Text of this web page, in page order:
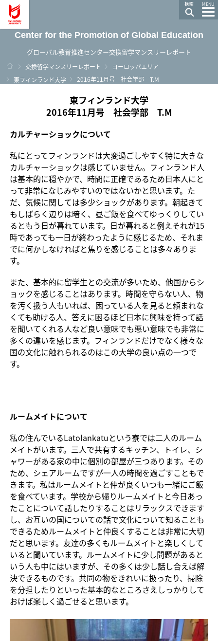
MENU
Center for the Promotion of Global Education
グローバル教育推進センター交換留学マンスリーレポート
ホーム
交換留学マンスリーレポート
ヨーロッパエリア
東フィンランド大学
2016年11月号 社会学部 T.M
東フィンランド大学
2016年11月号 社会学部 T.M
カルチャーショックについて
私にとってフィンランドは大変過ごしやすく特に大きな
カルチャーショックは感じていません。フィンランド人
は基本的に穏やかで、時間に正確であるため日本人にと
って非常になじみやすいのではないかと思います。た
だ、気候に関しては多少ショックがあります。朝起きて
もしばらく辺りは暗く、昼ご飯を食べてゆっくりしてい
るともう日が暮れています。日が暮れると例えそれが15
時であっても一日が終わったように感じるため、それま
でに何かしなければと焦りを感じることは多々ありま
す。
また、基本的に留学生との交流が多いため、他国からシ
ョックを感じることはあります。時間を守らない人、物
を汚く扱う人もいれば、困っている人を見ると頼まれな
くても助ける人、答えに困るほど日本に興味を持って話
を聞いてくれる人など良い意味でも悪い意味でも非常に
多くの違いを感じます。フィンランドだけでなく様々な
国の文化に触れられるのはこの大学の良い点の一つで
す。
ルームメイトについて
私の住んでいるLatolankatuという寮では二人のルーム
メイトがいます。三人で共有するキッチン、トイレ、シ
ャワーがある家の中に個別の部屋が三つあります。その
ため、シェアルームですが一人の時間を過ごすこともで
きます。私はルームメイトと仲が良くいつも一緒にご飯
を食べています。学校から帰りルームメイトと今日あっ
たことについて話したりすることはリラックスできます
し、お互いの国についての話で文化について知ることも
できるためルームメイトと仲良くすることは非常に大切
だと思います。友達の多くもルームメイトと楽しくして
いると聞いています。ルームメイトに少し問題があると
いう人も中にはいますが、その多くは少し話し合えば解
決できるものです。共同の物をきれいに扱ったり、掃除
を分担したりといった基本的なところさえしっかりして
おけば楽しく過ごせると思います。